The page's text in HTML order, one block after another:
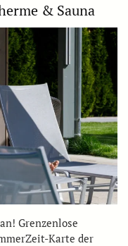
& Sauna
Grenzenlose
Karte der